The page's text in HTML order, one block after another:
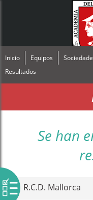
Inicio Equipos
Resultados
Se han
R.C.D. Mallorca